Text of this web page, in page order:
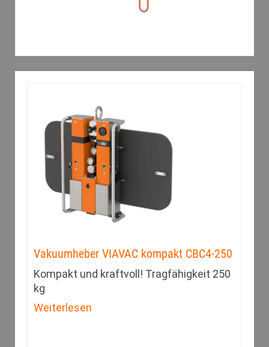
Vakuumheber VIAVAC kompakt CBC4-250
Kompakt und kraftvoll! Tragfähigkeit 250
kg
Weiterlesen